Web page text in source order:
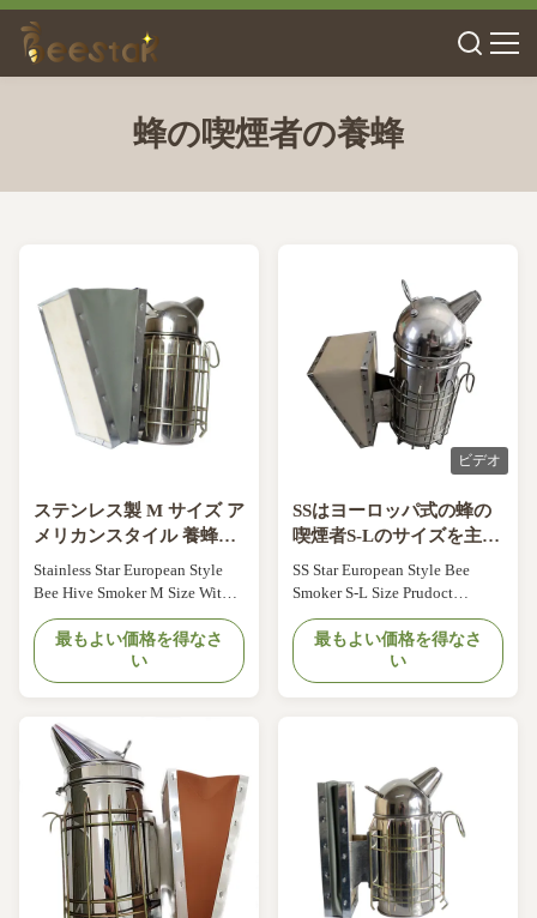
蜂の喫煙者の養蜂
ステンレス製 M サイズ ア
メリカンスタイル 養蜂用
蜂の巣燻製器
Stainless Star European Style
Bee Hive Smoker M Size With
Round Head SS Star European
Style Bee Smoker M Size of Bee
Hive Smoker Specification
Type: American style Size: M
steel and leather bellow box
Diameter: 10.2cm Height:
29.5cm Features: Without inner
tank Bee ...
最もよい価格を得なさ
い
ビデオ
SSはヨーロッパ式の蜂の
喫煙者S-Lのサイズを主演
する
SS Star European Style Bee
Smoker S-L Size Prudoct
description: ITEM NO. Products
name Reference photo
Specification: 04XF-04 SS Star
European style bee smoker S
bellow box Diameter 10.2cm ,
Height 26.8cm ...
最もよい価格を得なさ
い